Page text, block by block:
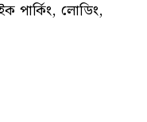
পার্কিং, লোডিং,